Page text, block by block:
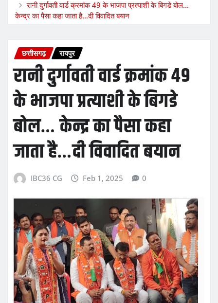
रानी दुर्गावती वार्ड क्रमांक 49 के भाजपा प्रत्याशी के बिगडे बोल…
केन्द्र का पैसा कहा जाता है…दी विवादित बयान
छत्तीसगढ़ रायपुर
रानी दुर्गावती वार्ड क्रमांक 49
के भाजपा प्रत्याशी के बिगडे
बोल… केन्द्र का पैसा कहा
जाता है…दी विवादित बयान
IBC36 CG Feb 1, 2025 0